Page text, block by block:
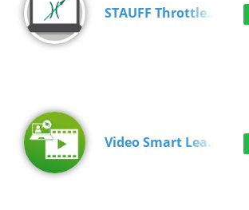
STAUFF Throttle…
Video Smart Lea…